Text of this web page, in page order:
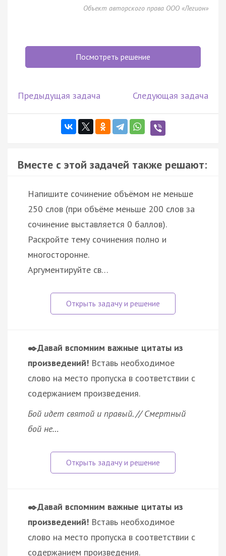
Объект авторского права ООО «Легион»
Посмотреть решение
Предыдущая задача Следующая задача
Вместе с этой задачей также решают:
Напишите сочинение объёмом не меньше
250 слов (при объёме меньше 200 слов за
сочинение выставляется 0 баллов).
Раскройте тему сочинения полно и
многосторонне.
Аргументируйте св…
✒️Давай вспомним важные цитаты из
произведений! Вставь необходимое
слово на место пропуска в соответствии с
содержанием произведения.
Бой идет святой и правый. // Смертный
бой не…
✒️Давай вспомним важные цитаты из
произведений! Вставь необходимое
слово на место пропуска в соответствии с
содержанием произведения.